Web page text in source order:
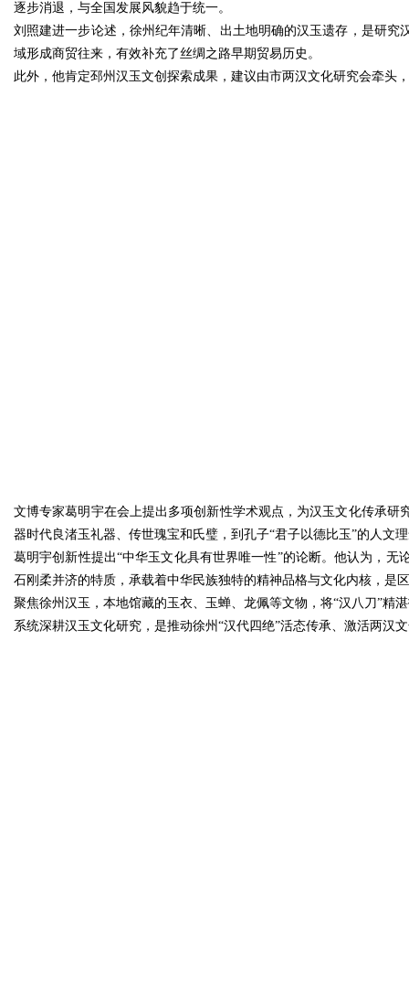
逐步消退，与全国发展风貌趋于统一。
刘照建进一步论述，徐州纪年清晰、出土地明确的汉玉遗存，是研
域形成商贸往来，有效补充了丝绸之路早期贸易历史。
此外，他肯定邳州汉玉文创探索成果，建议由市两汉文化研究会牵
文博专家葛明宇在会上提出多项创新性学术观点，为汉玉文化传承
器时代良渚玉礼器、传世瑰宝和氏璧，到孔子“君子以德比玉”的人文
葛明宇创新性提出“中华玉文化具有世界唯一性”的论断。他认为，
石刚柔并济的特质，承载着中华民族独特的精神品格与文化内核，是
聚焦徐州汉玉，本地馆藏的玉衣、玉蝉、龙佩等文物，将“汉八刀”精
系统深耕汉玉文化研究，是推动徐州“汉代四绝”活态传承、激活两汉